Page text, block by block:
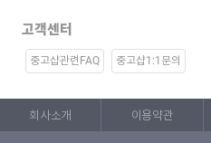
고객센터
중고샵관련FAQ 중고샵1:1문의
회사소개 이용약관